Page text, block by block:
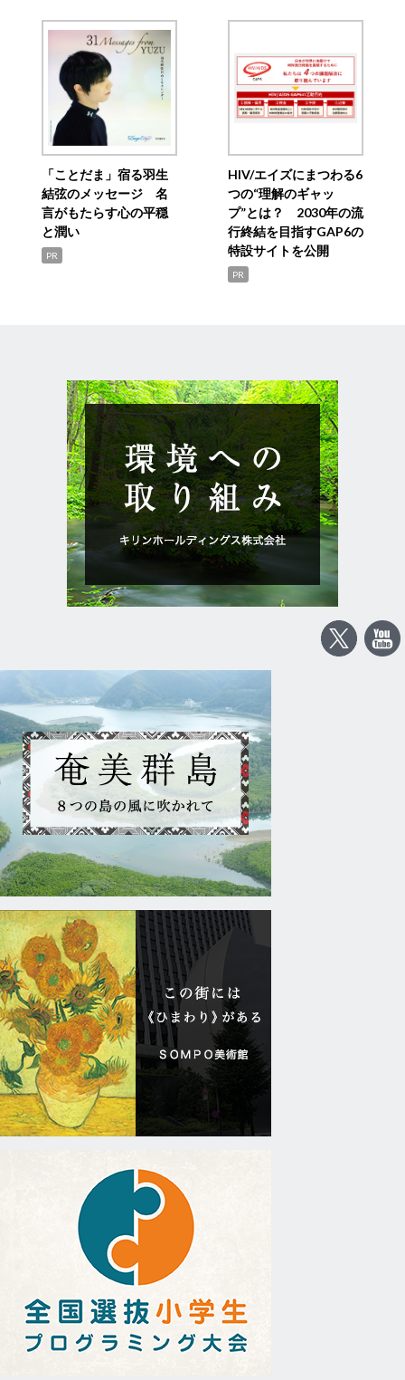
「ことだま」宿る羽生
結弦のメッセージ 名
言がもたらす心の平穏
と潤い
PR
HIV/エイズにまつわる6
つの“理解のギャッ
プ”とは？ 2030年の流
行終結を目指すGAP6の
特設サイトを公開
PR